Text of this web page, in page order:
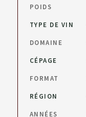
POIDS
TYPE DE VIN
DOMAINE
CÉPAGE
FORMAT
RÉGION
ANNÉES